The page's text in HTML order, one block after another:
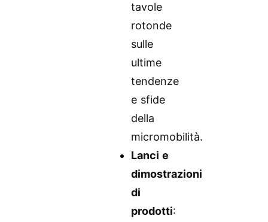
tavole
rotonde
sulle
ultime
tendenze
e sfide
della
micromobilità.
Lanci e
dimostrazioni
di
prodotti: